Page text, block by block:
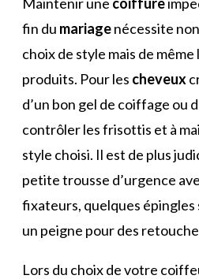
fin du mariagenécessite
choix de style mais de
produits. Pour les cheveux
d’un bon gel de coiffage ou
contrôler les frisottis et à
style choisi. Il est de plus
petite trousse d’urgence
fixateurs, quelques
un peigne pour des
Lors du choix de votre